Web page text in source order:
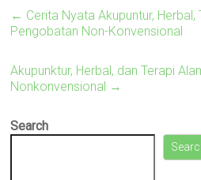
← Cerita Nyata Akupuntur, Herbal,
Pengobatan Non-Konvensional
Akupunktur, Herbal, dan Terapi
Nonkonvensional →
Search